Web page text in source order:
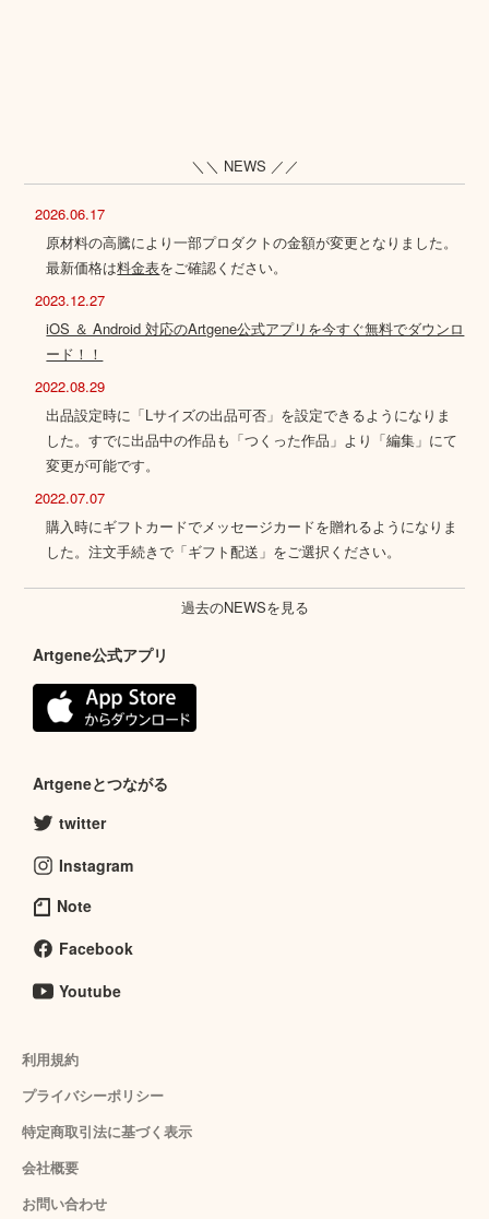
＼＼ NEWS ／／
2026.06.17
原材料の高騰により一部プロダクトの金額が変更となりました。
最新価格は料金表をご確認ください。
2023.12.27
iOS ＆ Android 対応のArtgene公式アプリを今すぐ無料でダウンロ
ード！！
2022.08.29
出品設定時に「Lサイズの出品可否」を設定できるようになりま
した。すでに出品中の作品も「つくった作品」より「編集」にて
変更が可能です。
2022.07.07
購入時にギフトカードでメッセージカードを贈れるようになりま
した。注文手続きで「ギフト配送」をご選択ください。
過去のNEWSを見る
Artgene公式アプリ
Artgeneとつながる
twitter
Instagram
Note
Facebook
Youtube
利用規約
プライバシーポリシー
特定商取引法に基づく表示
会社概要
お問い合わせ